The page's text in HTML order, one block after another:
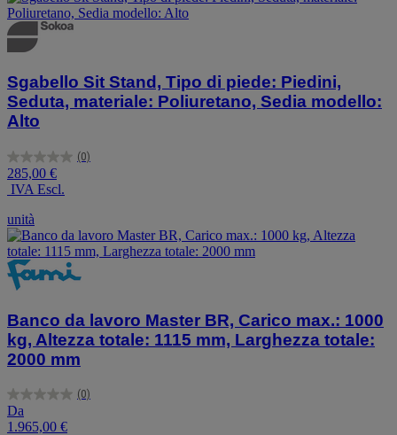
Sgabello Sit Stand, Tipo di piede: Piedini,
Seduta, materiale: Poliuretano, Sedia modello:
Alto
(0)
0.0
su
5
stelle.
285,00 €
IVA Escl.
unità
Banco da lavoro Master BR, Carico max.: 1000
kg, Altezza totale: 1115 mm, Larghezza totale:
2000 mm
(0)
0.0
su
Da
1.965,00 €